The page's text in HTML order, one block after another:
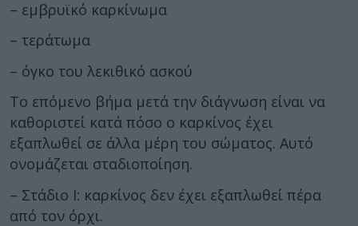
– εμβρυϊκό καρκίνωμα
– τεράτωμα
– όγκο του λεκιθικό ασκού
Το επόμενο βήμα μετά την διάγνωση είναι να
καθοριστεί κατά πόσο ο καρκίνος έχει
εξαπλωθεί σε άλλα μέρη του σώματος. Αυτό
ονομάζεται σταδιοποίηση.
– Στάδιο Ι: καρκίνος δεν έχει εξαπλωθεί πέρα
από τον όρχι.